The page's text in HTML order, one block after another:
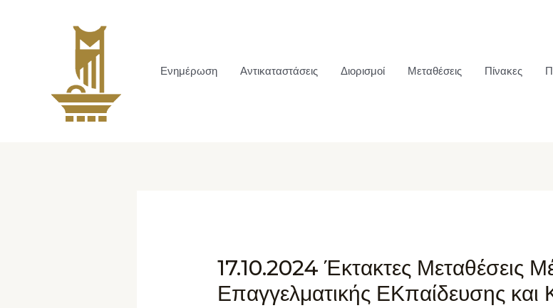
Ενημέρωση Αντικαταστάσεις Διορισμοί Μεταθέσεις Πίνακες
17.10.2024 Έκτακτες Μεταθέσεις
Επαγγελματικής ΕΚπαίδευσης και